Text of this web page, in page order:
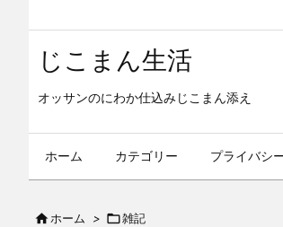
じこまん生活
オッサンのにわか仕込みじこまん添え
ホーム カテゴリー プライバシ
 ホーム > 雑記